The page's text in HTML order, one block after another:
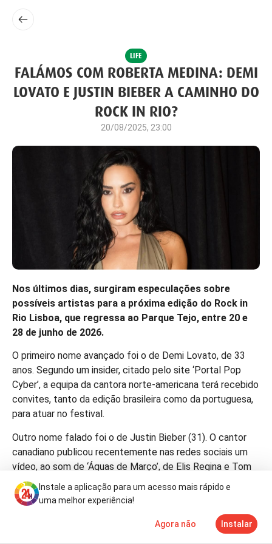
LIFE
FALÁMOS COM ROBERTA MEDINA: DEMI
LOVATO E JUSTIN BIEBER A CAMINHO DO
ROCK IN RIO?
20/08/2025, 23:00
Nos últimos dias, surgiram especulações sobre
possíveis artistas para a próxima edição do Rock in
Rio Lisboa, que regressa ao Parque Tejo, entre 20 e
28 de junho de 2026.
O primeiro nome avançado foi o de Demi Lovato, de 33
anos. Segundo um insider, citado pelo site ‘Portal Pop
Cyber’, a equipa da cantora norte-americana terá recebido
convites, tanto da edição brasileira como da portuguesa,
para atuar no festival.
Outro nome falado foi o de Justin Bieber (31). O cantor
canadiano publicou recentemente nas redes sociais um
vídeo, ao som de ‘Águas de Março’, de Elis Regina e Tom
Jobim, e quem comentou o post… foi o perfil oficial do
Rock In Rio: “Tive uma ideia aqui… o que acham?”
Contactada pelo 24Horas, Roberta Medina, vice-
presidente executiva do festival, não confirmou nenhum
Mais
Instale a aplicação para um acesso mais rápido e
uma melhor experiência!
Agora não Instalar